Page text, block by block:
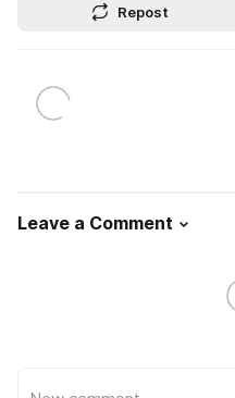
Repost
Leave a Comment